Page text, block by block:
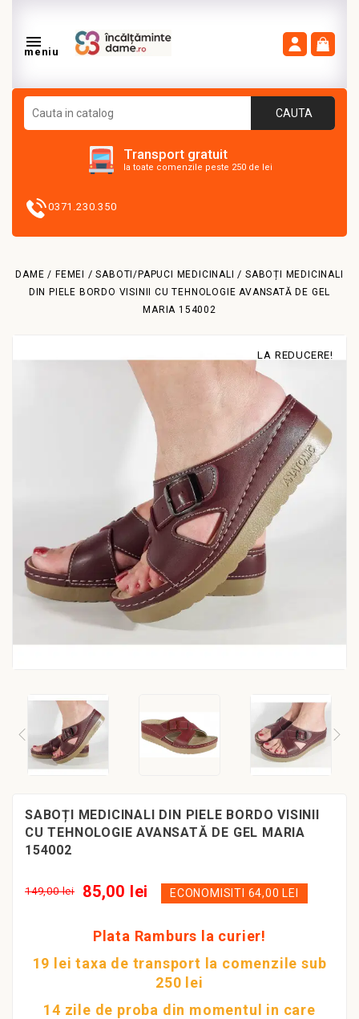

meniu
CAUTA
Transport gratuit
la toate comenzile peste 250 de lei
0371.230.350
DAME / FEMEI SABOTI/PAPUCI MEDICINALI
SABOȚI MEDICINALI
DIN PIELE BORDO VISINII CU TEHNOLOGIE AVANSATĂ DE GEL
MARIA 154002
LA REDUCERE!
SABOȚI MEDICINALI DIN PIELE BORDO VISINII
CU TEHNOLOGIE AVANSATĂ DE GEL MARIA
154002
149,00 lei 85,00 lei ECONOMISITI 64,00 LEI
Plata Ramburs la curier!
19 lei taxa de transport la comenzile sub
250 lei
14 zile de proba din momentul in care